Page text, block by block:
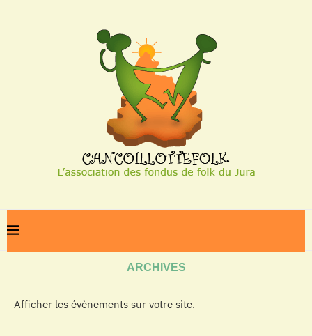
ARCHIVES
Afficher les évènements sur votre site.